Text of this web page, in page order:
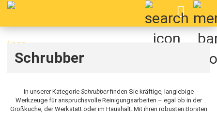
Schrubber
In unserer Kategorie Schrubberfinden Sie kräftige, langlebige
Werkzeuge für anspruchsvolle Reinigungsarbeiten – egal ob in der
Großküche, der Werkstatt oder im Haushalt. Mit ihren robusten Borsten